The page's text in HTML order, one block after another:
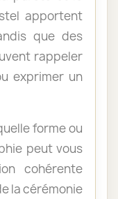
apportent
que des
rappeler
exprimer un
forme ou
peut vous
cohérente
la cérémonie